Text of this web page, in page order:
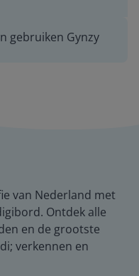
gebruiken Gynzy
van Nederland met
Ontdek alle
en de grootste
verkennen en